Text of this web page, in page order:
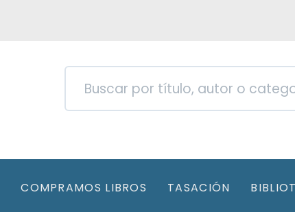
COMPRAMOS LIBROS TASACIÓN